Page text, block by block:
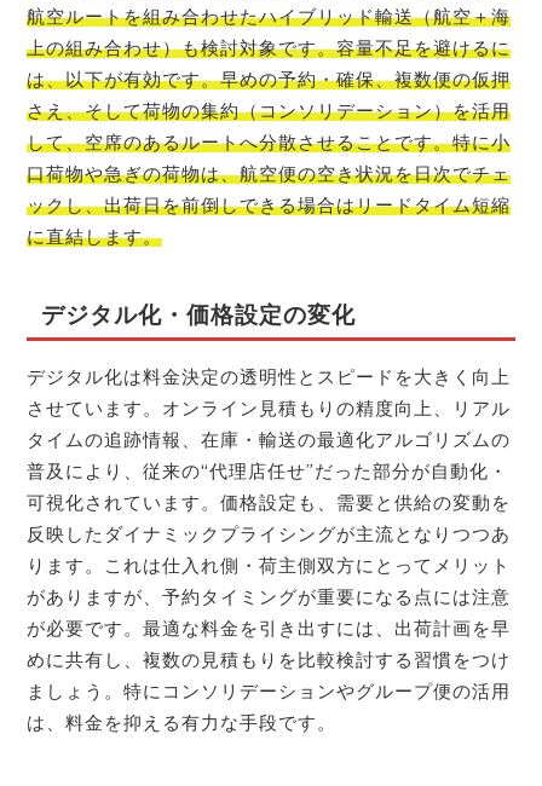
航空ルートを組み合わせたハイブリッド輸送（航空＋海
上の組み合わせ）も検討対象です。容量不足を避けるに
は、以下が有効です。早めの予約・確保、複数便の仮押
さえ、そして荷物の集約（コンソリデーション）を活用
して、空席のあるルートへ分散させることです。特に小
口荷物や急ぎの荷物は、航空便の空き状況を日次でチェ
ックし、出荷日を前倒しできる場合はリードタイム短縮
に直結します。
デジタル化・価格設定の変化
デジタル化は料金決定の透明性とスピードを大きく向上
させています。オンライン見積もりの精度向上、リアル
タイムの追跡情報、在庫・輸送の最適化アルゴリズムの
普及により、従来の“代理店任せ”だった部分が自動化・
可視化されています。価格設定も、需要と供給の変動を
反映したダイナミックプライシングが主流となりつつあ
ります。これは仕入れ側・荷主側双方にとってメリット
がありますが、予約タイミングが重要になる点には注意
が必要です。最適な料金を引き出すには、出荷計画を早
めに共有し、複数の見積もりを比較検討する習慣をつけ
ましょう。特にコンソリデーションやグループ便の活用
は、料金を抑える有力な手段です。